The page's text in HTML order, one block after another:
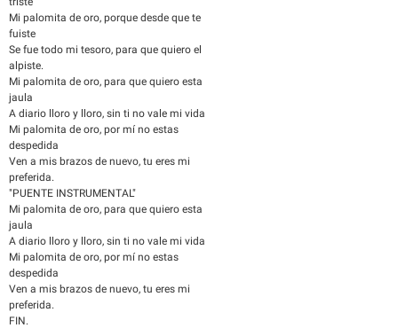
Mi palomita de oro, porque desde que te
fuiste
Se fue todo mi tesoro, para que quiero el
alpiste.
Mi palomita de oro, para que quiero esta
jaula
A diario lloro y lloro, sin ti no vale mi vida
Mi palomita de oro, por mí no estas
despedida
Ven a mis brazos de nuevo, tu eres mi
preferida.
"PUENTE INSTRUMENTAL"
Mi palomita de oro, para que quiero esta
jaula
A diario lloro y lloro, sin ti no vale mi vida
Mi palomita de oro, por mí no estas
despedida
Ven a mis brazos de nuevo, tu eres mi
preferida.
FIN.